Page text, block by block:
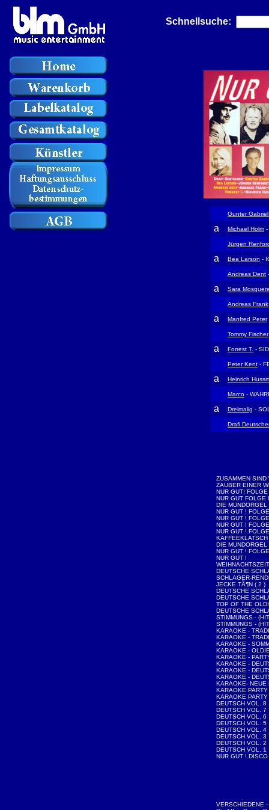
Schnellsuche:
Gunter
a Michael Holm -
Jürgen
a Bea Larson -
Andreas Dent
a Sara
Andreas Frank
a Manfred Peter
Tommy Fischer
a Forrest T. -
Peter Kent -
a Heinrich
Marco -
a Dreimalig -
Drafi
ZUSAMMEN SIND
ZAUBER EINER
NUR GUT! FOLGE
NUR GUT FOLGE
DIE MUNDORGEL
NUR GUT !
NUR GUT !
NUR GUT !
NUR GUT !
KAFFEEKLATSCH
DIE MUNDORGEL
NUR GUT !
NUR GUT !
WEIHNACHTSZEIT
DEUTSCHE
SCHLAGER-
JECKE TÃ¶N ( 2 )
DEUTSCHE
DEUTSCHE
TOP OF THE
DEUTSCHE
STIMMUNGS -
STIMMUNGS -
KARAOKE -
KARAOKE -
KARAOKE -
KARAOKE -
KARAOKE -
KARAOKE -
KARAOKE -
KARAOKE -
KARAOKE- NEUE
KARAOKE
KARAOKE
DEUTSCH VOL. 8
DEUTSCH VOL. 7
DEUTSCH VOL. 6
DEUTSCH VOL. 5
DEUTSCH VOL. 4
DEUTSCH VOL. 3
DEUTSCH VOL. 2
DEUTSCH VOL. 1
NUR GUT !
VERSCHIEDENE